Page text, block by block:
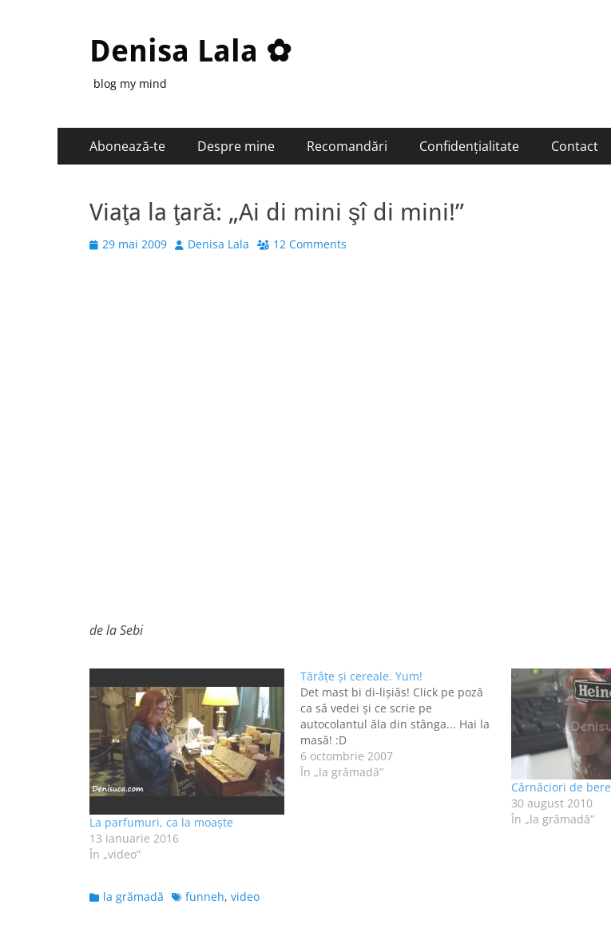
Denisa Lala ✿
blog my mind
Primary
Menu
Abonează-te Despre mine Recomandări Confidențialitate Contact
Viaţa la ţară: „Ai di mini şî di mini!”
Posted
29 mai 2009 Author
Denisa Lala 12 Comments
de la Sebi
La parfumuri, ca la moaște
13 ianuarie 2016
În „video”
Tărâţe şi cereale. Yum!
Det mast bi di-lişiăs! Click pe poză
ca să vedei şi ce scrie pe
autocolantul ăla din stânga... Hai la
masă! :D
6 octombrie 2007
În „la grămadă”
Cârnăciori de bere
30 august 2010
În „la grămadă”
Categories
la grămadă Tagsfunneh, video